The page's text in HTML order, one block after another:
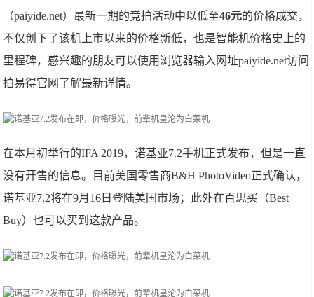
（paiyide.net）最新一期的竞拍活动中以低至46元的价格成交，
不仅创下了该机上市以来的价格新低，也是智能机价格史上的
里程碑，感兴趣的朋友可以使用浏览器输入网址paiyide.net访问
拍易得官网了解最新详情。
在本月初举行的IFA 2019，诺基亚7.2手机正式发布，但是一直
没有开售的信息。目前美国零售商B&H PhotoVideo正式确认，
诺基亚7.2将在9月16日登陆美国市场；此外在百思买（Best
Buy）也可以买到这款产品。